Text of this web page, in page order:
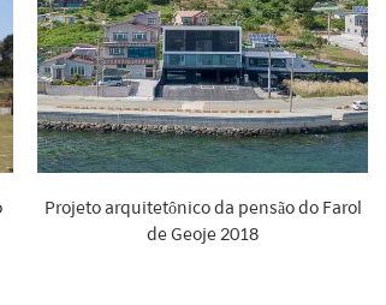
Projeto arquitetônico da pensão do Farol
de Geoje 2018